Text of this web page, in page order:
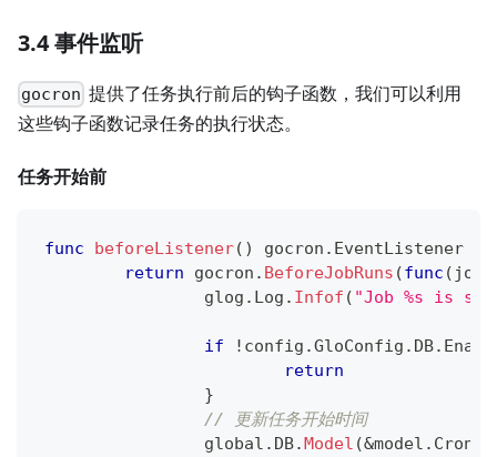
3.4 事件监听
gocron 提供了任务执行前后的钩子函数，我们可以利用
这些钩子函数记录任务的执行状态。
任务开始前
func beforeListener( ) gocron . EventListener
return gocron . BeforeJobRuns (func (
		glog
. Log . Infof ( "Job %s is
if ! config .GloConfig . DB.
return
}
// 更新任务开始时间
		global
. DB.Model (&model .